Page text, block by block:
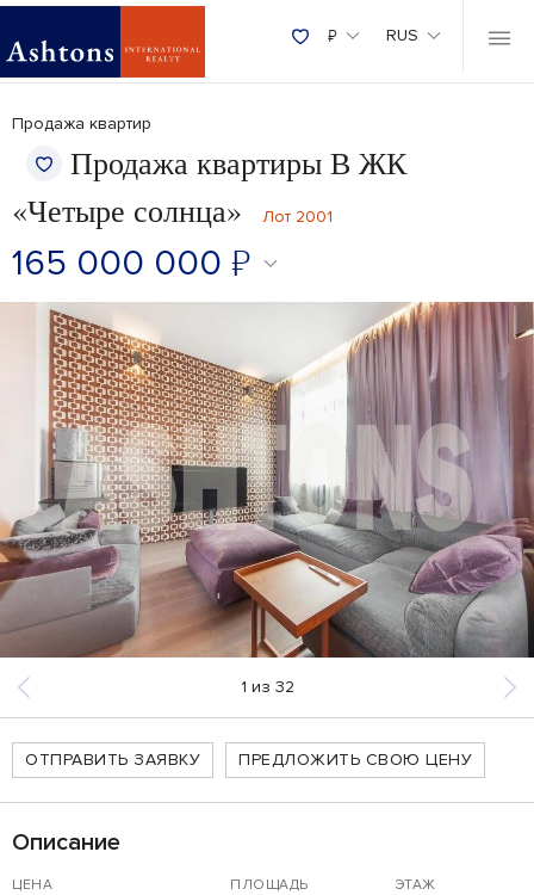
₽ RUS
Продажа квартир
Продажа квартиры В ЖК
«Четыре солнца»
Лот 2001
165 000 000 ₽
1 из 32
ОТПРАВИТЬ ЗАЯВКУ ПРЕДЛОЖИТЬ СВОЮ ЦЕНУ
Описание
ЦЕНА ПЛОЩАДЬ ЭТАЖ